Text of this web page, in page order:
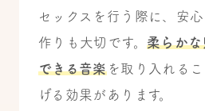
セックスを行う際に、安
作りも大切です。 柔らか
できる音楽を取り入れる
げる効果があります。